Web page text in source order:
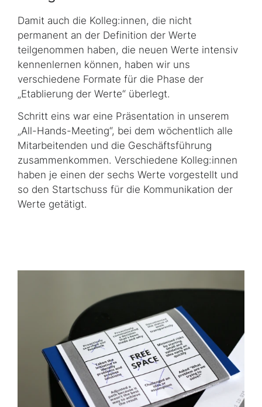
Damit auch die Kolleg:innen, die nicht
permanent an der Definition der Werte
teilgenommen haben, die neuen Werte intensiv
kennenlernen können, haben wir uns
verschiedene Formate für die Phase der
„Etablierung der Werte“ überlegt.
Schritt eins war eine Präsentation in unserem
„All-Hands-Meeting“, bei dem wöchentlich alle
Mitarbeitenden und die Geschäftsführung
zusammenkommen. Verschiedene Kolleg:innen
haben je einen der sechs Werte vorgestellt und
so den Startschuss für die Kommunikation der
Werte getätigt.